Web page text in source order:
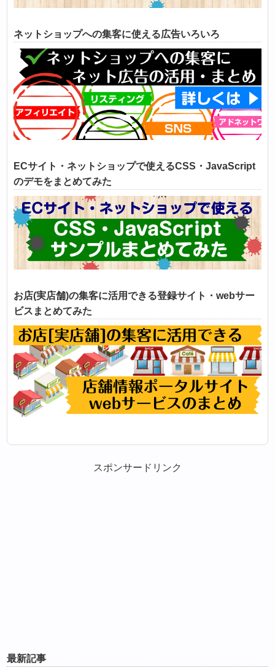
ネットショップへの集客に使える広告いろいろ
ECサイト・ネットショップで使えるCSS・JavaScript
のデモをまとめてみた
お店(実店舗)の集客に活用できる登録サイト・webサー
ビスまとめてみた
スポンサードリンク
最新記事